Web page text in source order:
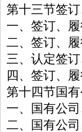
第十三节签
一、签订、
二、签订、
三、认定签
四、签订、
第十四节国
一、国有公
二、国有公